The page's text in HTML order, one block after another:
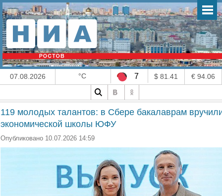
07.08.2026 °C 7 $ 81.41 € 94.06
119 молодых талантов: в Сбере бакалаврам
экономической школы ЮФУ
Опубликовано 10.07.2026 14:59